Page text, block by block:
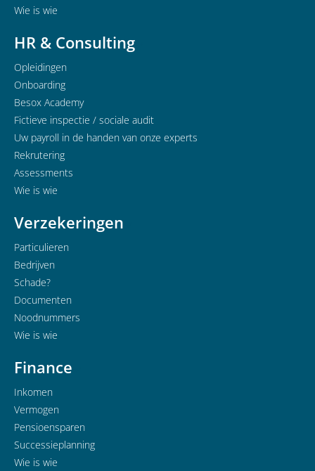
Wie is wie
HR & Consulting
Opleidingen
Onboarding
Besox Academy
Fictieve inspectie / sociale audit
Uw payroll in de handen van onze experts
Rekrutering
Assessments
Wie is wie
Verzekeringen
Particulieren
Bedrijven
Schade?
Documenten
Noodnummers
Wie is wie
Finance
Inkomen
Vermogen
Pensioensparen
Successieplanning
Wie is wie